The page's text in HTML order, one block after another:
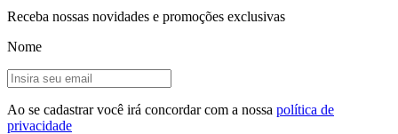
Receba nossas novidades e promoções exclusivas
Nome
Ao se cadastrar você irá concordar com a nossa política de
privacidade